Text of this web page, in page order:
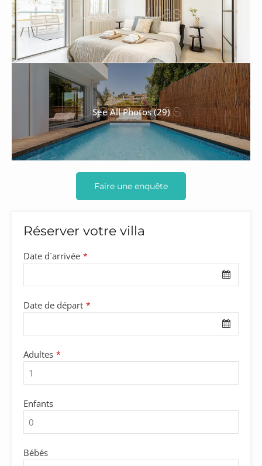
See All Photos (29)
Faire une enquête
Réserver votre villa
Date d´arrivée *
Date de départ *
Adultes *
Enfants
Bébés